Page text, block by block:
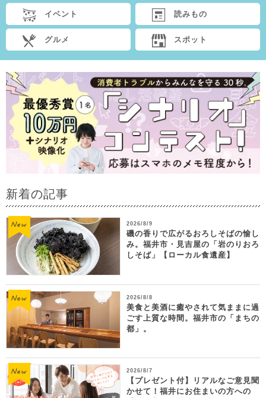
イベント 読みもの
グルメ スポット
新着の記事
2026/8/9
磯の香りで広がるおろしそばの愉し
み。福井市・見吉屋の「岩のりおろ
しそば」【ローカル食遺産】
2026/8/8
美食と美酒に癒やされて気ままに過
ごす上質な時間。福井市の「まちの
都」。
2026/8/7
【プレゼント付】リアルなご意見聞
かせて！福井にお住まいの方への